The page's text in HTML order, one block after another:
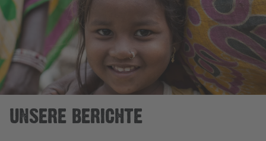
UNSERE BERICHTE